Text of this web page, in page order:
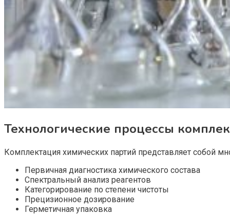
Технологические процессы
Комплектация химических партий представляет собой
Первичная диагностика химического состава
Спектральный анализ реагентов
Категорирование по степени чистоты
Прецизионное дозирование
Герметичная упаковка